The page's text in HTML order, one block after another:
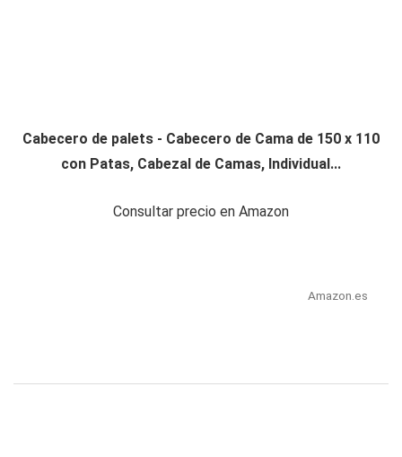
Cabecero de palets - Cabecero de Cama de 150 x 110
con Patas, Cabezal de Camas, Individual...
Consultar precio en Amazon
Amazon.es